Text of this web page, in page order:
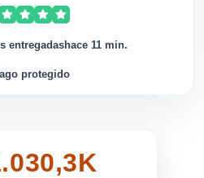
entregadashace 11 min.
protegido